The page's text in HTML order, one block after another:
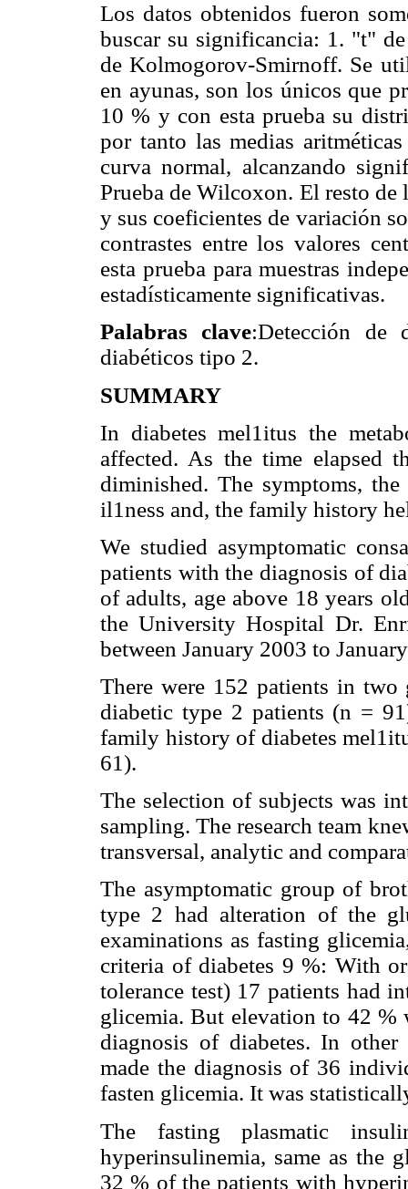
Los datos obtenidos fueron
buscar su significancia: 1. "t"
de Kolmogorov-Smirnoff. Se
en ayunas, son los únicos que
10 % y con esta prueba su
por tanto las medias
curva normal, alcanzando
Prueba de Wilcoxon. El resto
y sus coeficientes de variación
contrastes entre los valores
esta prueba para muestras
estadísticamente significativas.
Palabras clave:Detección de
diabéticos tipo 2.
SUMMARY
In diabetes mel1itus the
affected. As the time elapsed
diminished. The symptoms,
il1ness and, the family history
We studied asymptomatic
patients with the diagnosis of
of adults, age above 18 years
the University Hospital Dr.
between January 2003 to
There were 152 patients in
diabetic type 2 patients (n =
family history of diabetes
61).
The selection of subjects was
sampling. The research team
transversal, analytic and
The asymptomatic group of
type 2 had alteration of the
examinations as fasting
criteria of diabetes 9 %: With
tolerance test) 17 patients had
glicemia. But elevation to 42
diagnosis of diabetes. In
made the diagnosis of 36
fasten glicemia. It was
The fasting plasmatic
hyperinsulinemia, same as the
32 % of the patients with